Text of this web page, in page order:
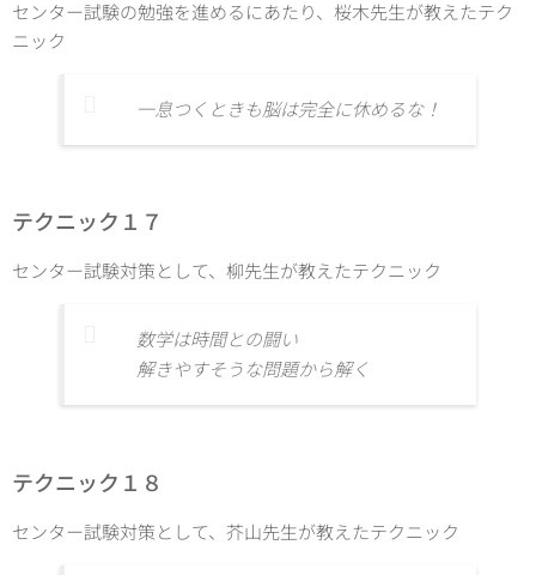
センター試験の勉強を進めるにあたり、桜木先生が教えたテク
ニック
一息つくときも脳は完全に休めるな！
テクニック１７
センター試験対策として、柳先生が教えたテクニック
数学は時間との闘い
解きやすそうな問題から解く
テクニック１８
センター試験対策として、芥山先生が教えたテクニック